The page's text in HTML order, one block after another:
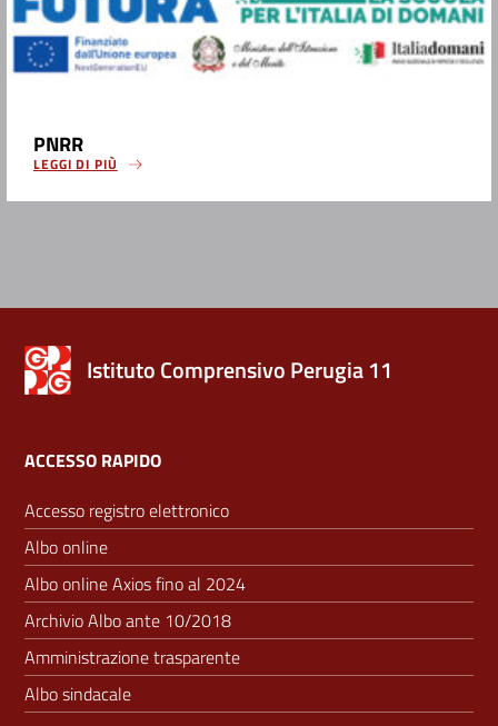
PNRR
LEGGI DI PIÙ
Istituto Comprensivo Perugia 11
ACCESSO RAPIDO
Accesso registro elettronico
Albo online
Albo online Axios fino al 2024
Archivio Albo ante 10/2018
Amministrazione trasparente
Albo sindacale